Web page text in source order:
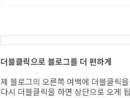
더블클릭으로 블로그를 더 편하게
제 블로그의 오른쪽 여백에 더블클릭
다시 더블클릭을 하면 상단으로 오게